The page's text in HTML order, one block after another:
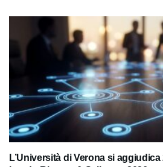
L’Università di Verona si aggiudica